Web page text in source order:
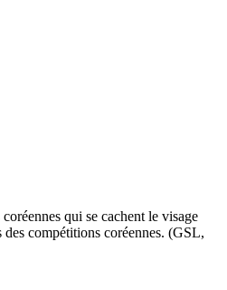
qui se cachent le visage
compétitions coréennes. (GSL,